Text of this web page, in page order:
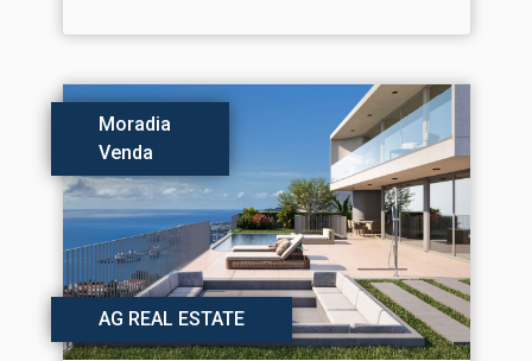
Moradia
Venda
AG REAL ESTATE